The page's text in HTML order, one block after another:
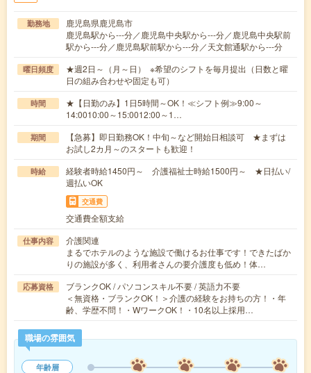
勤務地
鹿児島県鹿児島市
鹿児島駅から---分／鹿児島中央駅から---分／鹿児島中央駅前
駅から---分／鹿児島駅前駅から---分／天文館通駅から---分
曜日頻度
★週2日～（月～日） ※希望のシフトを毎月提出（日数と曜
日の組み合わせや固定も可）
時間
★【日勤のみ】1日5時間～OK！≪シフト例≫9:00～
14:0010:00～15:0012:00～1…
期間
【急募】即日勤務OK！中旬～など開始日相談可 ★まずは
お試し2カ月～のスタートも歓迎！
時給
経験者時給1450円～ 介護福祉士時給1500円～ ★日払い/
週払いOK
交通費
交通費全額支給
仕事内容
介護関連
まるでホテルのような施設で働けるお仕事です！できたばか
りの施設が多く、利用者さんの要介護度も低め！体…
応募資格
ブランクOK / パソコンスキル不要 / 英語力不要
＜無資格・ブランクOK！＞介護の経験をお持ちの方！・年
齢、学歴不問！・WワークOK！・10名以上採用…
職場の雰囲気
年齢層